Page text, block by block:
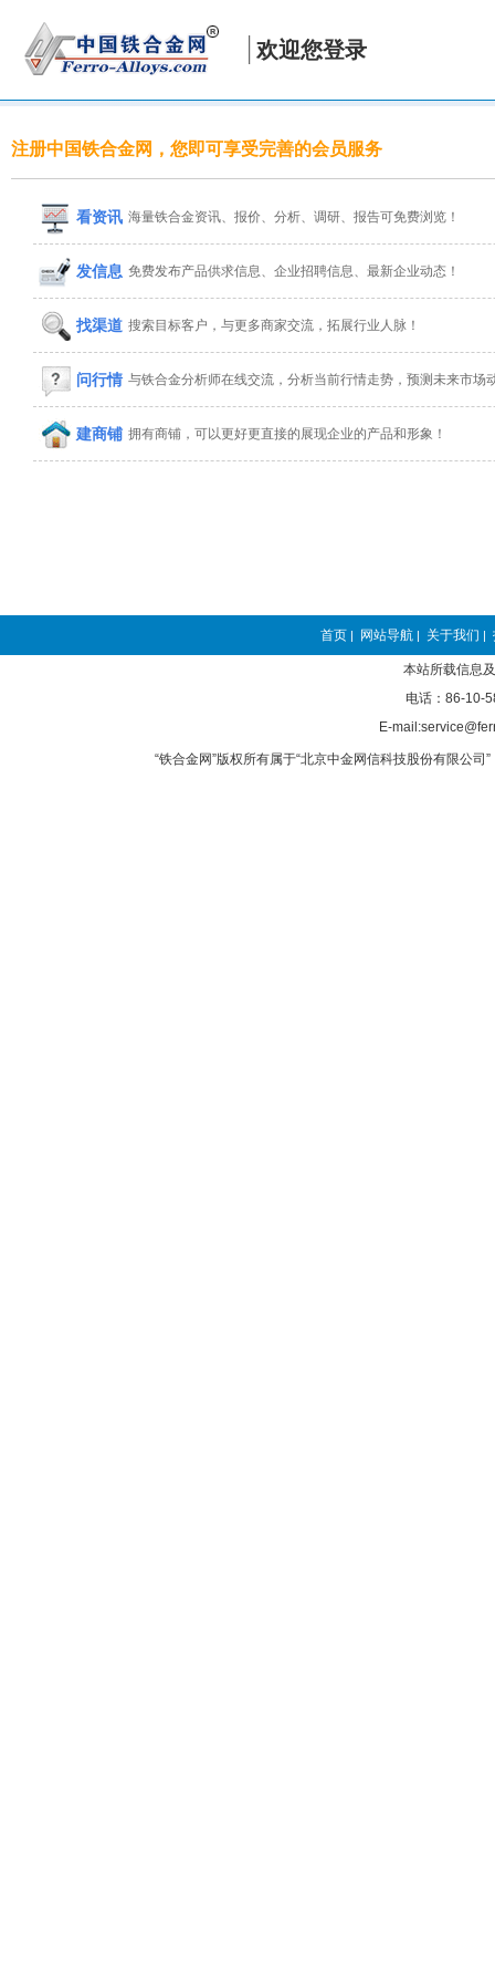
欢迎您登录
注册中国铁合金网，您即可享受完善的会员服务
看资讯 海量铁合金资讯、报价、分析、调研、报告可免费浏览！
发信息 免费发布产品供求信息、企业招聘信息、最新企业动态！
找渠道 搜索目标客户，与更多商家交流，拓展行业人脉！
问行情 与铁合金分析师在线交流，分析当前行情走势，预测未来市场
建商铺 拥有商铺，可以更好更直接的展现企业的产品和形象！
首页 | 网站导航 | 关于我们 |
本站所载信息
电话：86-10-
E-
“铁合金网”版权所有属于“北京中金网信科技股份有限公司